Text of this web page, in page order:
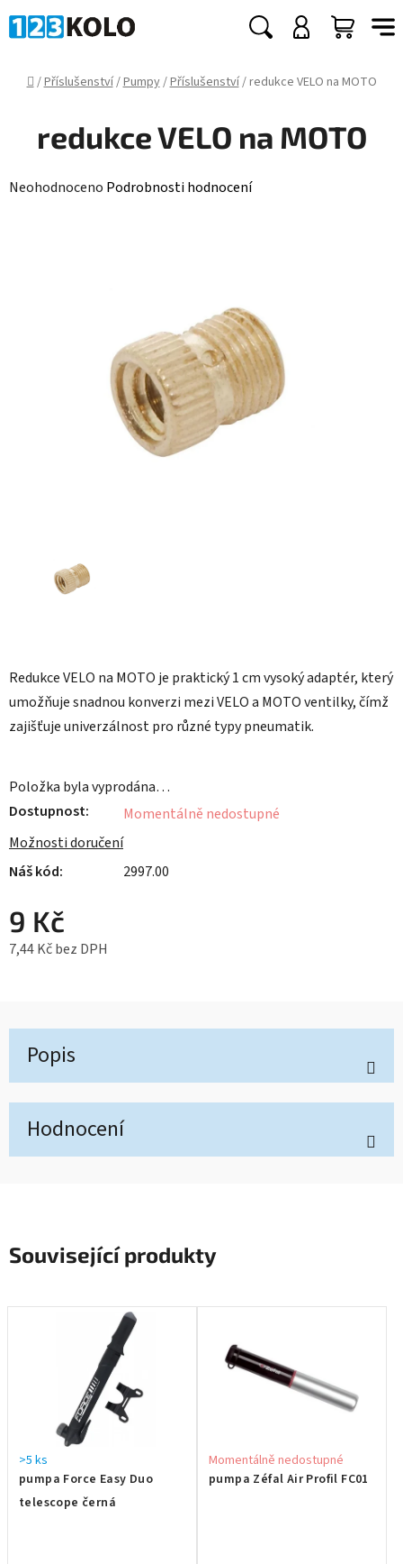
na
Hledat
KOŠÍK
Domů
/Příslušenství/Pumpy/Příslušenství/redukce VELO na MOTO
Redukce VELO na MOTO je praktický 1 cm vysoký adaptér, který
umožňuje snadnou konverzi mezi VELO a MOTO ventilky, čímž
zajišťuje univerzálnost pro různé typy pneumatik.
Položka byla vyprodána…
Dostupnost
Momentálně nedostupné
Možnosti doručení
2997.00
9 Kč
7,44 Kč bez DPH
redukce VELO na MOTO
Průměrné
Neohodnoceno Podrobnosti hodnocení
Popis
Hodnocení
Související produkty
pumpa Force Easy Duo
telescope černá
>5 ks
pumpa Zéfal Air Profil FC01
Momentálně nedostupné